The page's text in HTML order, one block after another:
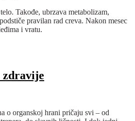
Takođe, ubrzava metabolizam,
pravilan rad creva. Nakon mesec
i vratu.
zdravije
o organskoj hrani pričaju svi – od